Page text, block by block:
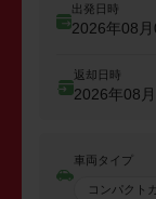
出発日時
2026年08
返却日時
2026年08
車両タイプ
コンパクト